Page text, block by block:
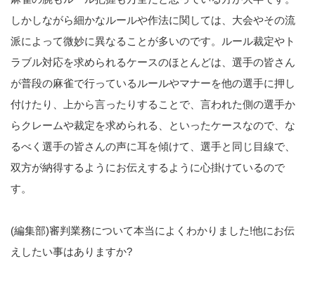
しかしながら細かなルールや作法に関しては、大会やその流
派によって微妙に異なることが多いのです。ルール裁定やト
ラブル対応を求められるケースのほとんどは、選手の皆さん
が普段の麻雀で行っているルールやマナーを他の選手に押し
付けたり、上から言ったりすることで、言われた側の選手か
らクレームや裁定を求められる、といったケースなので、な
るべく選手の皆さんの声に耳を傾けて、選手と同じ目線で、
双方が納得するようにお伝えするように心掛けているので
す。
(編集部)審判業務について本当によくわかりました!他にお伝
えしたい事はありますか?